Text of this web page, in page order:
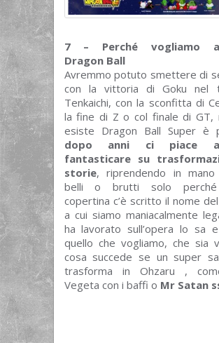
7 – Perché vogliamo
Dragon Ball
Avremmo potuto smettere di
con la vittoria di Goku nel
Tenkaichi, con la sconfitta di
la fine di Z o col finale di GT,
esiste Dragon Ball Super è
dopo anni ci piace
fantasticare su
storie, riprendendo in mano
belli o brutti solo perché
copertina c’è scritto il nome
a cui siamo maniacalmente
ha lavorato sull’opera lo sa
quello che vogliamo, che sia
cosa succede se un super
trasforma in Ohzaru ,
Vegeta con i baffi o Mr Satan